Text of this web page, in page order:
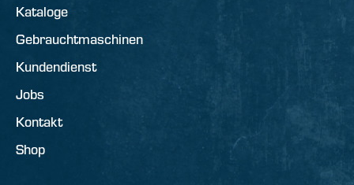
Kataloge
Gebrauchtmaschinen
Kundendienst
Jobs
Kontakt
Shop